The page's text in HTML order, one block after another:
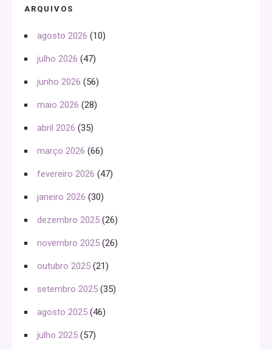
ARQUIVOS
agosto 2026 (10)
julho 2026 (47)
junho 2026 (56)
maio 2026 (28)
abril 2026 (35)
março 2026 (66)
fevereiro 2026 (47)
janeiro 2026 (30)
dezembro 2025 (26)
novembro 2025 (26)
outubro 2025 (21)
setembro 2025 (35)
agosto 2025 (46)
julho 2025 (57)